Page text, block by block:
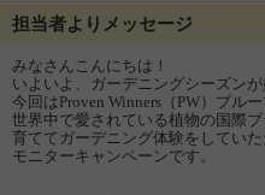
担当者よりメッセージ
みなさんこんにちは！
いよいよ、ガーデニングシーズンが
今回はProven Winners（PW）プル
世界中で愛されている植物の国際
育ててガーデニング体験をしていた
モニターキャンペーンです。